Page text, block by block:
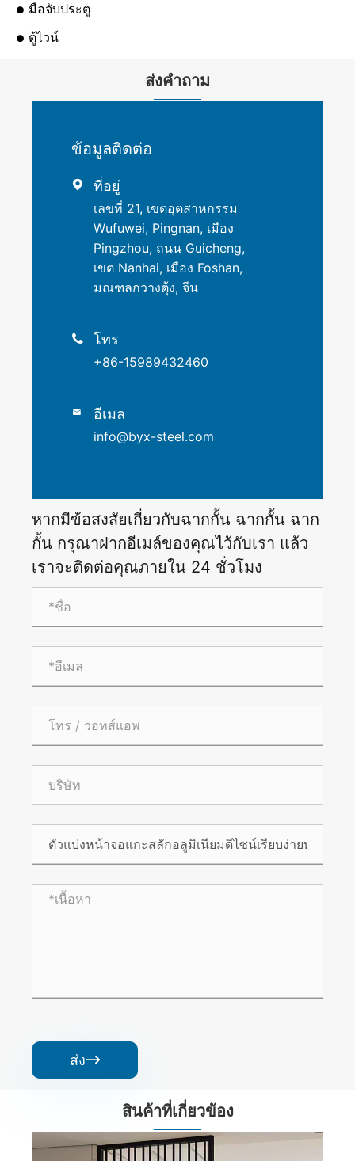
มือจับประตู
ตู้ไวน์
ส่งคำถาม
ข้อมูลติดต่อ
 ที่อยู่
เลขที่ 21, เขตอุตสาหกรรม
Wufuwei, Pingnan, เมือง
Pingzhou, ถนน Guicheng,
เขต Nanhai, เมือง Foshan,
มณฑลกวางตุ้ง, จีน
 โทร
+86-15989432460
 อีเมล
info@byx-steel.com
หากมีข้อสงสัยเกี่ยวกับฉากกั้น ฉากกั้น ฉาก
กั้น กรุณาฝากอีเมล์ของคุณไว้กับเรา แล้ว
เราจะติดต่อคุณภายใน 24 ชั่วโมง
ส่ง
สินค้าที่เกี่ยวข้อง